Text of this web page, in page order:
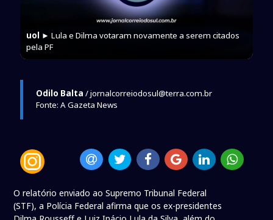
uol ► Lula e Dilma votaram novamente a serem citados
pela PF
Odilo Balta / jornalcorreiodosul@terra.com.br
Fonte: A Gazeta News
O relatório enviado ao Supremo Tribunal Federal
(STF), a Polícia Federal afirma que os ex-presidentes